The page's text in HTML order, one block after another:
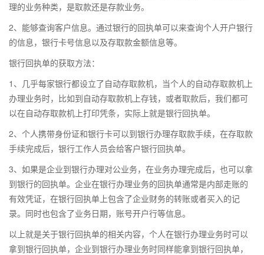
理的业务种类，是取款还是存款业务。
2、能够查询客户信息。通过银行的回执单可以来查询个人开户银行
的信息，银行卡号信息以及存取款金额信息等。
银行回执单的获取方法：
1、几乎每家银行都设立了自动存取款机，当个人的自动存取款机上
办理业务时，比如到自动存取款机上存钱，或者取款后，我们都可
以在自动存取款机上打印凭条，实际上就是银行回执单。
2、个人携带身份证和银行卡可以到银行办理存取款手续，在存取款
手续完成后，银行工作人员会给客户银行回执单。
3、如果是企业到银行办理对公业务，在业务办理完成后，也可以拿
到银行的回执单。企业在银行办理业务的回执单通常是内部走账的
有效凭证，在银行回执单上包含了企业财务的转账或者买入的记
录。同时也包含了业务日期，账号开户行等信息。
以上就是关于银行回执单的相关内容，个人在银行办理业务时可以
拿到银行回执单，企业到银行办理业务时同样能拿到银行回执单，